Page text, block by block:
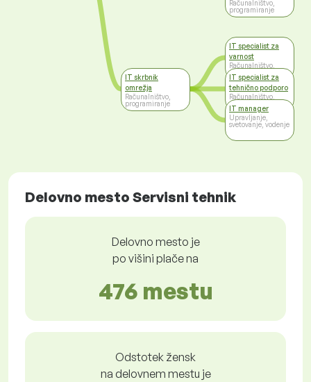
IT skrbnik
omrežja
Računalništvo,
programiranje
Računalništvo,
programiranje
IT specialist za
varnost
Računalništvo,
programiranje
IT specialist za
tehnično podporo
Računalništvo,
programiranje
IT manager
Upravljanje,
svetovanje, vodenje
Delovno mesto Servisni tehnik
Delovno mesto je
po višini plače na
476 mestu
Odstotek žensk
na delovnem mestu je